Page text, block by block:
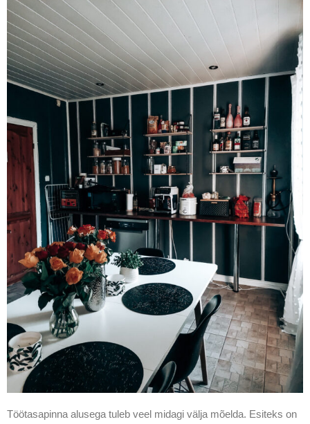
Töötasapinna alusega tuleb veel midagi välja mõelda. Esiteks on